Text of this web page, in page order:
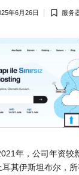
年6月26日
Posted
服务
年，公司年资较
其伊斯坦布尔，